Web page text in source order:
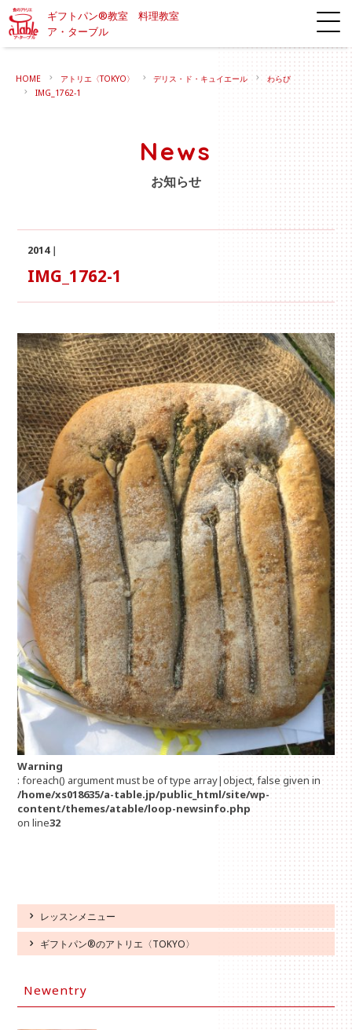
ギフトパン®教室 料理教室
ア・ターブル
HOME アトリエ〈TOKYO〉 デリス・ド・キュイエール
わらび
IMG_1762-1
News
お知らせ
2014｜
IMG_1762-1
Warning
: foreach() argument must be of type array|object, false given in
/home/xs018635/a-table.jp/public_html/site/wp-
content/themes/atable/loop-newsinfo.php
on line32
レッスンメニュー
ギフトパン®のアトリエ〈TOKYO〉
Newentry